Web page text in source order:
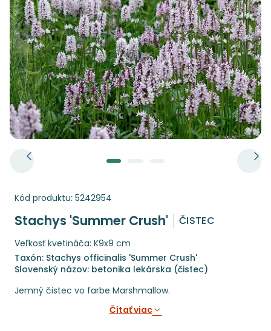
Kód produktu: 5242954
Stachys 'Summer Crush' ČISTEC
Veľkosť kvetináča: K9x9 cm
Taxón: Stachys officinalis 'Summer Crush'
Slovenský názov: betonika lekárska (čistec)
Jemný čistec vo farbe Marshmallow.
Čítať viac